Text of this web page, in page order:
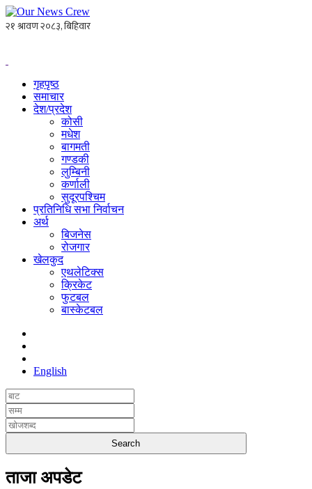
गृहपृष्ठ
समाचार
देश/प्रदेश
कोसी
मधेश
बागमती
गण्डकी
लुम्बिनी
कर्णाली
सुदूरपश्चिम
प्रतिनिधि सभा निर्वाचन
अर्थ
बिजनेस
रोजगार
खेलकुद
एथलेटिक्स
क्रिकेट
फुटबल
बास्केटबल
English
ताजा अपडेट